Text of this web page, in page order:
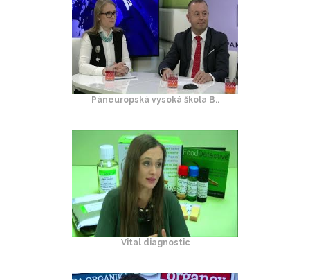
Páneuropská vysoká škola B..
Vital diagnostic